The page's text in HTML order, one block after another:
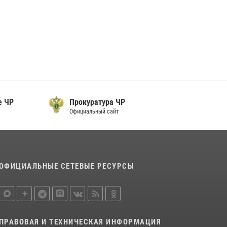
28 июля 2026, 12:32
ЧР Прокуратура ЧР
Официальный сайт
СЕТЕВЫЕ РЕСУРСЫ
ПРАВОВАЯ И ТЕХНИЧЕСКАЯ ИНФОРМАЦИЯ